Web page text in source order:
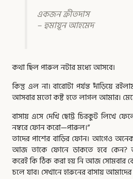
একজন ক্রীতদাস
– হুমায়ূন আহমেদ
কথা ছিল পারুল নটার মধ্যে আসবে।
কিন্তু এল না। বারােটা পর্যন্ত দাঁড়িয়ে
আসবার মতাে কষ্ট হতে লাগল আমার।
বাসায় এসে দেখি ছােট্ট চিরকুট লিখে
নম্বরে ফোন করাে—পারুল।”
তাদের পাশের বাড়ির ফোন। আগেও
আজ তাকে ফোনে ডাকতে হবে কেন?
করেই কি ঠিক করা হয় নি আজ সােমবার
চলে যাব। সেখানে হারুনের বাসায় আমাদের